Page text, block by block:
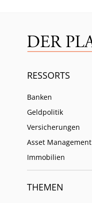
RESSORTS
Banken
Geldpolitik
Versicherungen
Asset Management
Immobilien
THEMEN